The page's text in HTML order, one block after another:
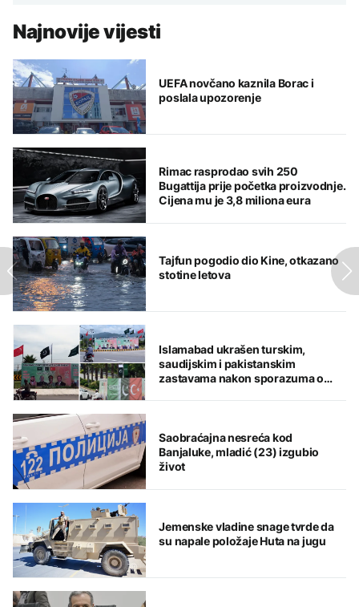
Najnovije vijesti
UEFA novčano kaznila Borac i
poslala upozorenje
Rimac rasprodao svih 250
Bugattija prije početka proizvodnje.
Cijena mu je 3,8 miliona eura
Tajfun pogodio dio Kine, otkazano
stotine letova
Islamabad ukrašen turskim,
saudijskim i pakistanskim
zastavama nakon sporazuma o
Saobraćajna nesreća kod
Banjaluke, mladić (23) izgubio
život
Jemenske vladine snage tvrde da
su napale položaje Huta na jugu